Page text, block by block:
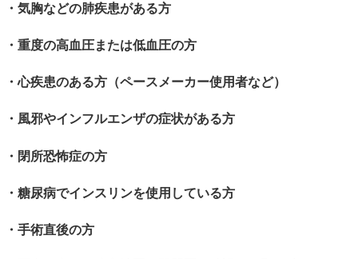
・気胸などの肺疾患がある方
・ 重度の高血圧または低血圧の方
・心疾患のある方（ペースメーカー使用者など）
・ 風邪やインフルエンザの症状がある方
・ 閉所恐怖症の方
・ 糖尿病でインスリンを使用している方
・手術直後の方